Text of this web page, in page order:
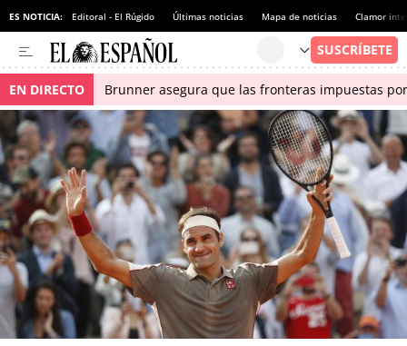
ES NOTICIA: Editoral - El Rúgido Últimas noticias Mapa de noticias Clamor
EN DIRECTO Brunner asegura que las fronteras impuestas